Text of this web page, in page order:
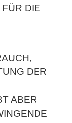
DIE
DER
ABER